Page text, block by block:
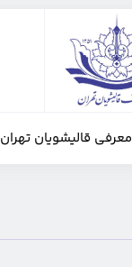
معرفی قالیشویان تهران